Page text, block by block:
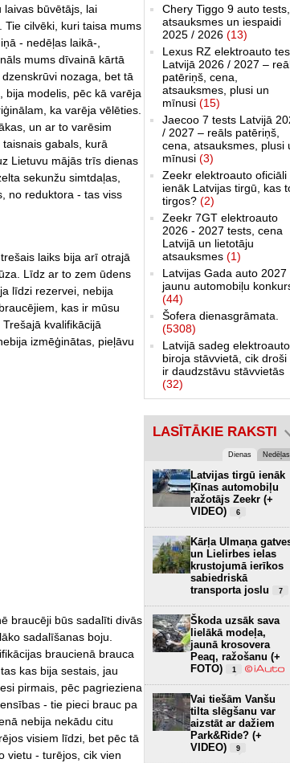
laivas būvētājs, lai
cilvēki, kuri taisa mums
- nedēļas laikā-,
mums dīvainā kārtā
nozaga, bet tā
bija modelis, pēc kā varēja
ka varēja vēlēties.
un ar to varēsim
gabals, kurā
Lietuvu mājās trīs dienas
sekunžu simtdaļas,
no reduktora - tas viss
laiks bija arī otrajā
Līdz ar to zem ūdens
līdzi rezervei, nebija
kas ir mūsu
kvalifikācijā
izmēģinātas, pieļāvu
braucēji būs sadalīti divās
sadalīšanas boju.
braucienā brauca
kas bija sestais, jau
pirmais, pēc pagrieziena
- tie pieci brauc pa
nebija nekādu citu
visiem līdzi, bet pēc tā
vietu - turējos, cik vien
Chery Tiggo 9 auto tests,
atsauksmes un iespaidi
2025 / 2026 (13)
Lexus RZ elektroauto
Latvijā 2026 / 2027 –
patēriņš, cena,
atsauksmes, plusi un
mīnusi (15)
Jaecoo 7 tests Latvijā
/ 2027 – reāls patēriņš,
cena, atsauksmes, plusi
mīnusi (3)
Zeekr elektroauto oficiāli
ienāk Latvijas tirgū, kas
tirgos? (2)
Zeekr 7GT elektroauto
2026 - 2027 tests, cena
Latvijā un lietotāju
atsauksmes (1)
Latvijas Gada auto 2027
jaunu automobiļu
(44)
Šofera dienasgrāmata.
(5308)
Latvijā sadeg elektroauto
biroja stāvvietā, cik droši
ir daudzstāvu stāvvietās
(32)
LASĪTĀKIE RAKSTI
Dienas Nedēļas
Latvijas tirgū ienāk
Ķīnas automobiļu
ražotājs Zeekr (+
VIDEO)
6
Kārļa Ulmaņa
un Lielirbes ielas
krustojumā ierīkos
sabiedriskā
transporta joslu
7
Škoda uzsāk sava
lielākā modeļa,
jaunā krosovera
Peaq, ražošanu (+
FOTO)
1
Vai tiešām Vanšu
tilta slēgšanu var
aizstāt ar dažiem
Park&Ride? (+
VIDEO)
9